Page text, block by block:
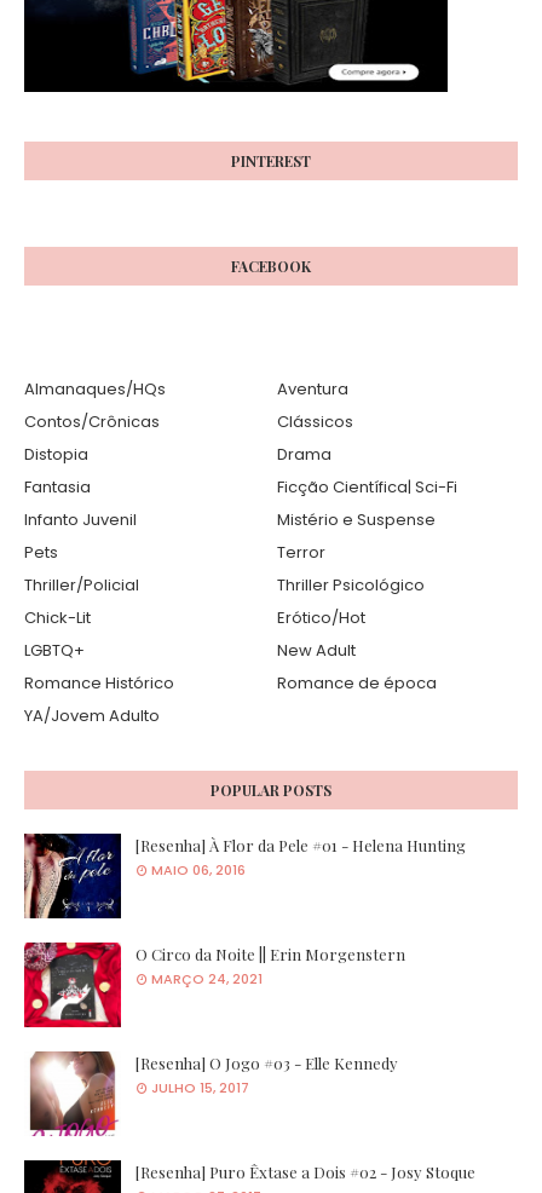
PINTEREST
FACEBOOK
Almanaques/HQs
Aventura
Contos/Crônicas
Clássicos
Distopia
Drama
Fantasia
Ficção Científica| Sci-Fi
Infanto Juvenil
Mistério e Suspense
Pets
Terror
Thriller/Policial
Thriller Psicológico
Chick-Lit
Erótico/Hot
LGBTQ+
New Adult
Romance Histórico
Romance de época
YA/Jovem Adulto
POPULAR POSTS
[Resenha] À Flor da Pele #01 - Helena Hunting
MAIO 06, 2016
O Circo da Noite || Erin Morgenstern
MARÇO 24, 2021
[Resenha] O Jogo #03 - Elle Kennedy
JULHO 15, 2017
[Resenha] Puro Êxtase a Dois #02 - Josy Stoque